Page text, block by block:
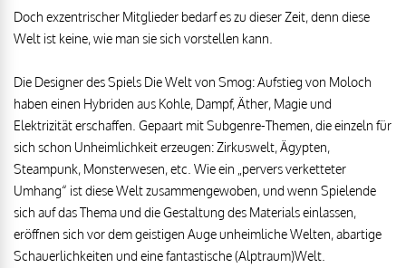
Doch exzentrischer Mitglieder bedarf es zu dieser Zeit, denn diese
Welt ist keine, wie man sie sich vorstellen kann.
Die Designer des Spiels Die Welt von Smog: Aufstieg von Moloch
haben einen Hybriden aus Kohle, Dampf, Äther, Magie und
Elektrizität erschaffen. Gepaart mit Subgenre-Themen, die einzeln für
sich schon Unheimlichkeit erzeugen: Zirkuswelt, Ägypten,
Steampunk, Monsterwesen, etc. Wie ein „pervers verketteter
Umhang“ ist diese Welt zusammengewoben, und wenn Spielende
sich auf das Thema und die Gestaltung des Materials einlassen,
eröffnen sich vor dem geistigen Auge unheimliche Welten, abartige
Schauerlichkeiten und eine fantastische (Alptraum)Welt.